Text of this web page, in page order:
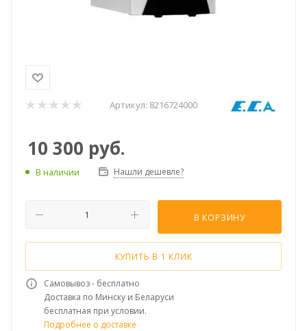
Артикул: 8216724000
10 300 руб.
В наличии Нашли дешевле?
В КОРЗИНУ
КУПИТЬ В 1 КЛИК
Самовывоз - бесплатно
Доставка по Минску и Беларуси
бесплатная при условии.
Подробнее о доставке